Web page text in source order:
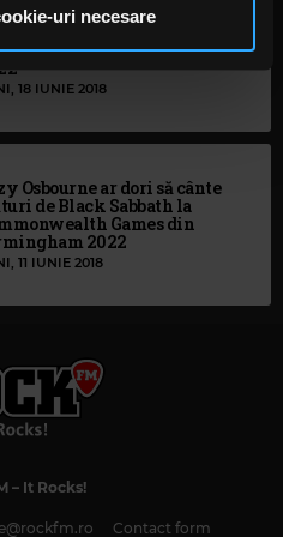
oferite de dvs. sau culese
În cazul în care alegeți să
ul nostru, sunteți de acord
cookie.
uri necesare
Iommi este de acord cu o
Commonwealthului din
18 IUNIE 2018
Osbourne ar dori să cânte
de Black Sabbath la
Games din
2022
11 IUNIE 2018
– It Rocks!
Contact form